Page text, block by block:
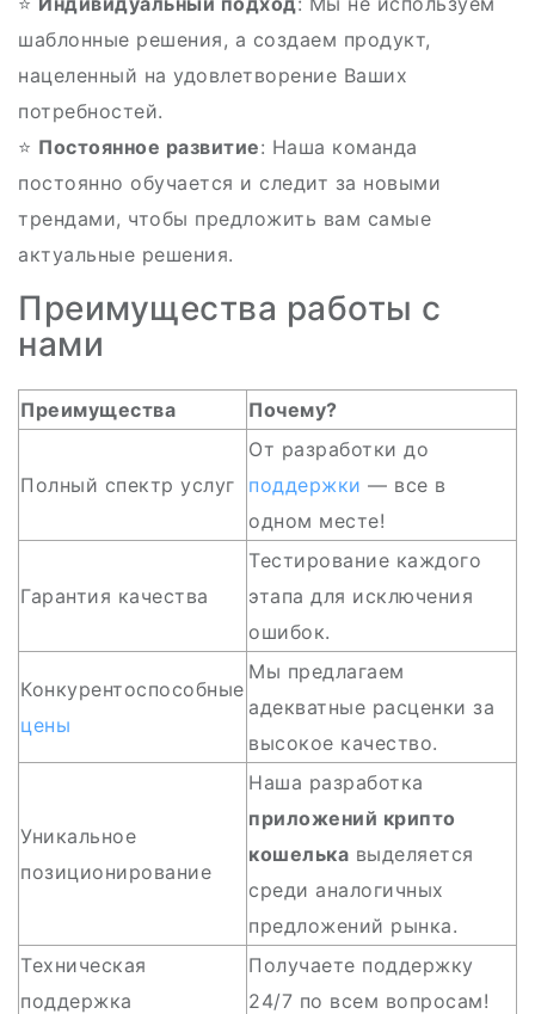
шаблонные решения, а создаем продукт,
нацеленный на удовлетворение Ваших
потребностей.
⭐ Постоянное развитие: Наша команда
постоянно обучается и следит за новыми
трендами, чтобы предложить вам самые
актуальные решения.
Преимущества работы с
нами
Преимущества Почему?
Полный спектр услуг
От разработки до
поддержки — все в
одном месте!
Гарантия качества
Тестирование каждого
этапа для исключения
ошибок.
Конкурентоспособные
цены
Мы предлагаем
адекватные расценки за
высокое качество.
Уникальное
позиционирование
Наша разработка
приложений крипто
кошелька выделяется
среди аналогичных
предложений рынка.
Техническая
поддержка
Получаете поддержку
24/7 по всем вопросам!